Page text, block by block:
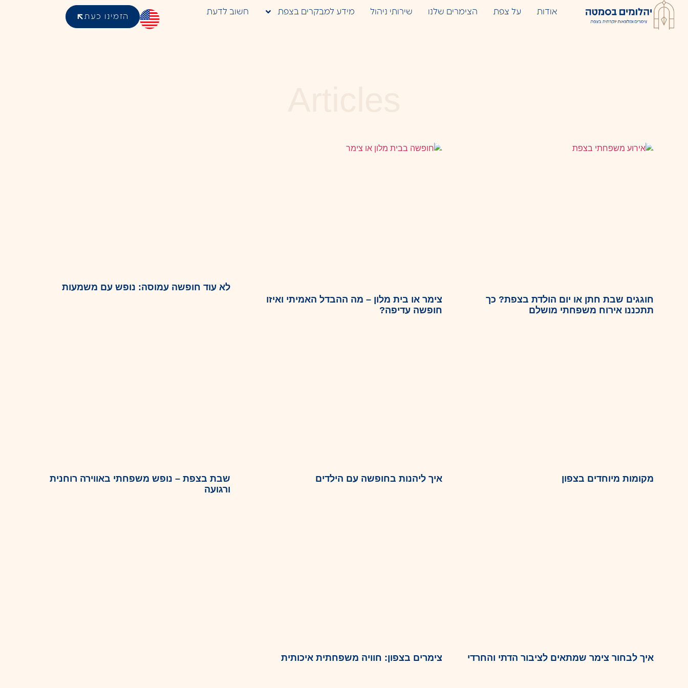
אודות על צפת הצימרים שלנו שירותי ניהול מידע למבקרים בצפת חשוב לדעת
הזמינו כעת
חוגגים שבת חתן או יום הולדת בצפת? כך
תתכננו אירוח משפחתי מושלם
צימר או בית מלון – מה ההבדל האמיתי ואיזו
חופשה עדיפה?
לא עוד חופשה עמוסה: נופש עם משמעות
מקומות מיוחדים בצפון איך ליהנות בחופשה עם הילדים
שבת בצפת – נופש משפחתי באווירה רוחנית
ורגועה
איך לבחור צימר שמתאים לציבור הדתי והחרדי צימרים בצפון: חוויה משפחתית איכותית